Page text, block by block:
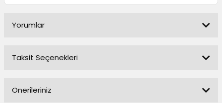
Yorumlar
Taksit Seçenekleri
Önerileriniz